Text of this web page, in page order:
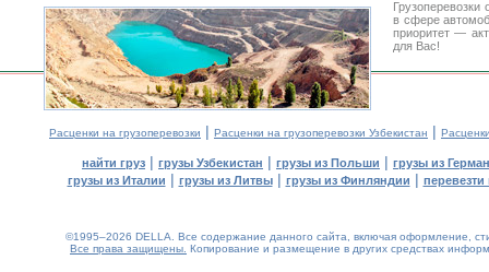
в сфере
приоритет —
для Вас!
Расценки на грузоперевозки | Расценки на грузоперевозки Узбекистан |
найти груз | грузы Узбекистан | грузы из Польши | грузы из
грузы из Италии | грузы из Литвы| грузы из Финляндии | перевезти
©1995–2026 DELLA. Все содержание данного сайта, включая оформление,
Все права защищены. Копирование и размещение в других средствах